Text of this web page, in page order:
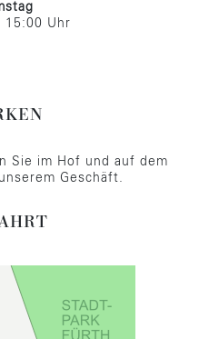
15:00 Uhr
Sie im Hof und auf dem
Geschäft.